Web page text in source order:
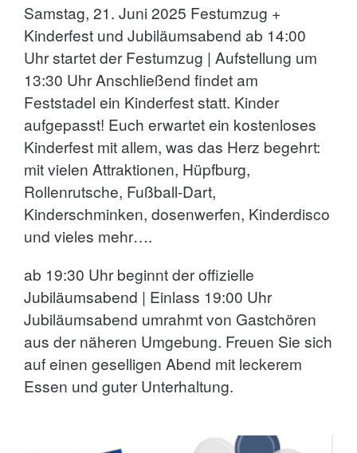
Samstag, 21. Juni 2025 Festumzug +
Kinderfest und Jubiläumsabend ab 14:00
Uhr startet der Festumzug | Aufstellung um
13:30 Uhr Anschließend findet am
Feststadel ein Kinderfest statt. Kinder
aufgepasst! Euch erwartet ein kostenloses
Kinderfest mit allem, was das Herz begehrt:
mit vielen Attraktionen, Hüpfburg,
Rollenrutsche, Fußball-Dart,
Kinderschminken, dosenwerfen, Kinderdisco
und vieles mehr….
ab 19:30 Uhr beginnt der offizielle
Jubiläumsabend | Einlass 19:00 Uhr
Jubiläumsabend umrahmt von Gastchören
aus der näheren Umgebung. Freuen Sie sich
auf einen geselligen Abend mit leckerem
Essen und guter Unterhaltung.